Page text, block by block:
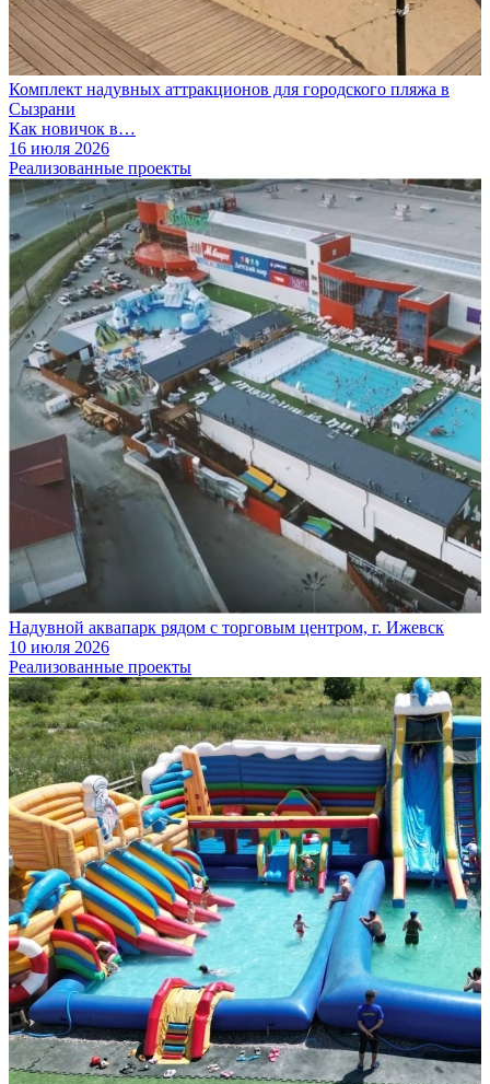
Комплект надувных аттракционов для городского пляжа в
Сызрани
Как новичок в…
16 июля 2026
Реализованные проекты
Надувной аквапарк рядом с торговым центром, г. Ижевск
10 июля 2026
Реализованные проекты